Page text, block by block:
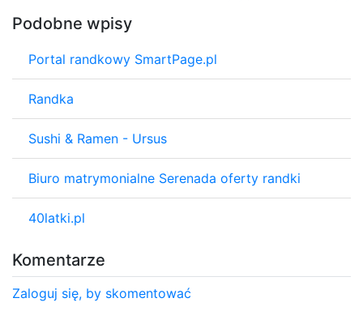
Podobne wpisy
Portal randkowy SmartPage.pl
Randka
Sushi & Ramen - Ursus
Biuro matrymonialne Serenada oferty randki
40latki.pl
Komentarze
Zaloguj się, by skomentować